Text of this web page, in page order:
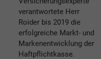
verantwortete Herr
Roider bis 2019 die
erfolgreiche Markt- und
Markenentwicklung der
Haftpflichtkasse.